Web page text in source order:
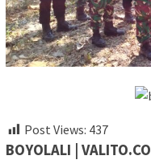
Post Views: 437
BOYOLALI | VALITO.CO